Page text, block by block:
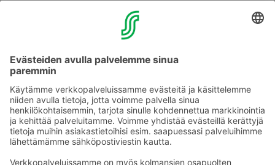
Break Sokos Hotel Ruka tulee olemaan niin paikallisten
kuin vierailijoidenkin elämyksellinen tukikohta, jossa
huomioivia kokemuksia, ja helppoa, nopeaa asiointia,
vastaten Kuusamon kasvaviin matkailutarpeisiin
kutsuen vierailijat lähelle ja ytimeen – juuri sinne, missä
tapahtuu.